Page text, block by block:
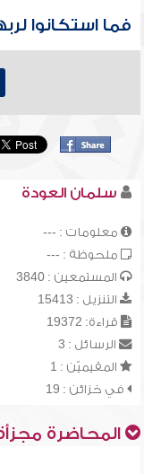
فما استكانوا
سلمان العودة
معلومات : ---
ملحوظة : ---
المستمعين : 3840
التنزيل : 15413
قراءة: 19372
الرسائل : 3
المقيميّن : 1
في خزائن : 19
المحاضرة